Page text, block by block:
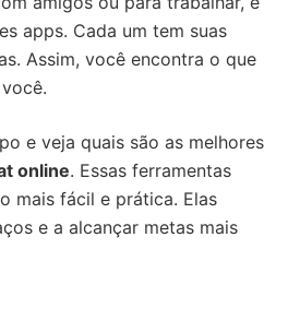
apps. Cada um tem suas
Assim, você encontra o que
e veja quais são as melhores
online. Essas ferramentas
mais fácil e prática. Elas
e a alcançar metas mais